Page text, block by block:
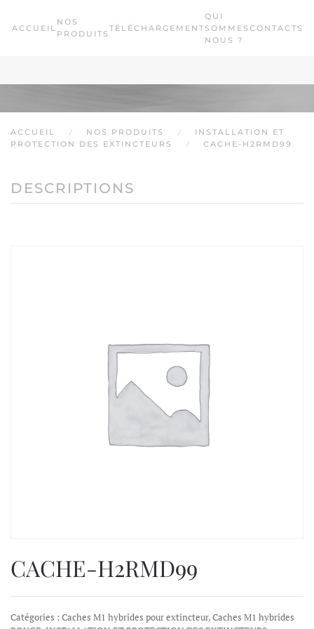
Passer au contenu principal
ACCUEIL
NOS
PRODUITS
TÉLÉCHARGEMENT
QUI
SOMMES
NOUS ?
CONTACTS
ACCUEIL NOS PRODUITS
INSTALLATION ET
PROTECTION DES EXTINCTEURS
CACHE-H2RMD99
DESCRIPTIONS
CACHE-H2RMD99
Catégories : Caches M1 hybrides pour extincteur,Caches M1 hybrides